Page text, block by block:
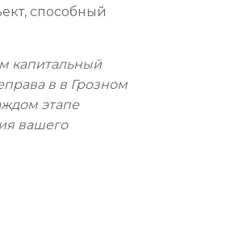
способный
капитальный
в в Грозном
этапе
вашего